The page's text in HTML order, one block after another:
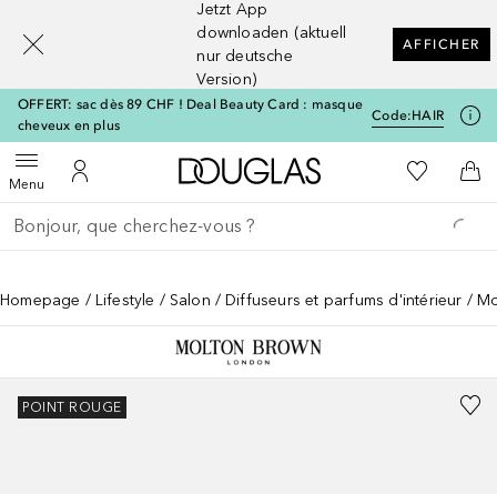
Jetzt App
downloaden (aktuell
nur deutsche
Version)
AFFICHER
OFFERT: sac dès 89 CHF ! Deal Beauty Card : masque
cheveux en plus
Code:HAIR
MenuOuvrir le menuVers Mon Compte
Vers l'accueil Douglas
Vers Ma
Retourner
Exécuter la recherche
Homepage Lifestyle Salon Diffuseurs et parfums d'intérieur
POINT ROUGE
[navigation.slideout.screenreader]